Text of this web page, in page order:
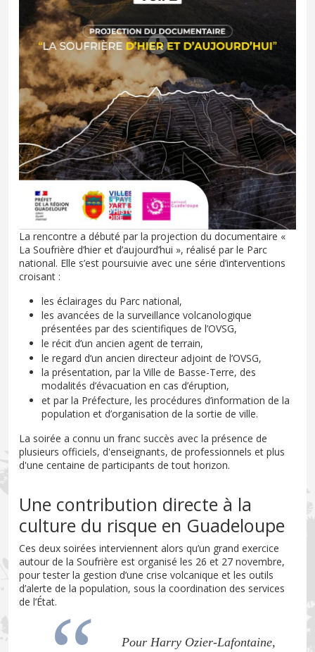
La rencontre a débuté par la projection du documentaire «
La Soufrière d’hier et d’aujourd’hui », réalisé par le Parc
national. Elle s’est poursuivie avec une série d’interventions
croisant :
les éclairages du Parc national,
les avancées de la surveillance volcanologique
présentées par des scientifiques de l’OVSG,
le récit d’un ancien agent de terrain,
le regard d’un ancien directeur adjoint de l’OVSG,
la présentation, par la Ville de Basse-Terre, des
modalités d’évacuation en cas d’éruption,
et par la Préfecture, les procédures d’information de la
population et d’organisation de la sortie de ville.
La soirée a connu un franc succès avec la présence de
plusieurs officiels, d'enseignants, de professionnels et plus
d'une centaine de participants de tout horizon.
Une contribution directe à la
culture du risque en Guadeloupe
Ces deux soirées interviennent alors qu’un grand exercice
autour de la Soufrière est organisé les 26 et 27 novembre,
pour tester la gestion d’une crise volcanique et les outils
d’alerte de la population, sous la coordination des services
de l’État.
Pour Harry Ozier-Lafontaine,